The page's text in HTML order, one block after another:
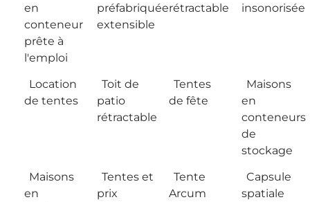
en
conteneur
prête à
l'emploi
préfabriquée
extensible
rétractable
insonorisée
Location
de tentes
Toit de
patio
rétractable
Tentes
de fête
Maisons
en
conteneurs
de
stockage
Maisons
en
Tentes et
prix
Tente
Arcum
Capsule
spatiale